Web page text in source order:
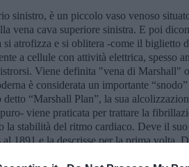
sinistro, è un piccolo vaso venoso
vena cava superiore sinistra. E poi
si atrofizza e si oblitera -come il biglietto
a cellule con attività elettrica, spesso
Viene definita "vena di Marshall"
è considerata un importante
“Marshall Plan”, la sua
viene praticata per trattare la
la stabilità del ritmo cardiaco. Deve il
1891 e la descrisse per la prima volta.
che nel 1947 propose il